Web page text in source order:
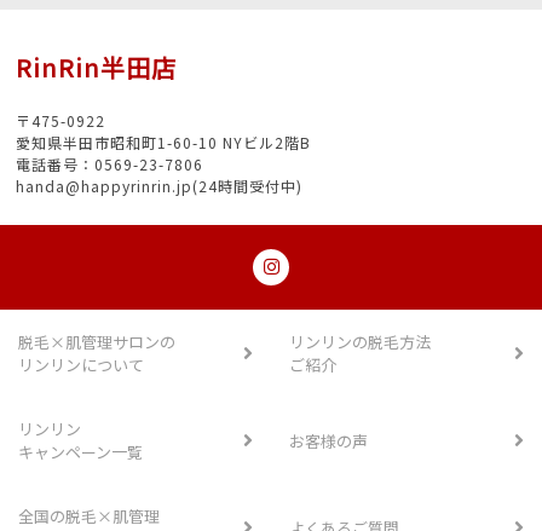
RinRin半田店
〒475-0922
愛知県半田市昭和町1-60-10 NYビル2階B
電話番号：0569-23-7806
handa@happyrinrin.jp(24時間受付中)
脱毛×肌管理サロンの
リンリンについて
リンリンの脱毛方法
ご紹介
リンリン
キャンペーン一覧
お客様の声
全国の脱毛×肌管理